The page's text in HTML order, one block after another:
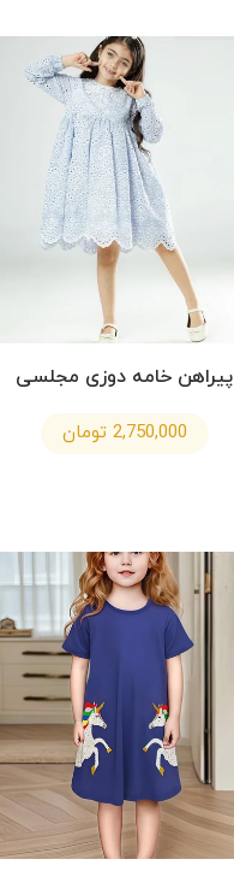
پیراهن خامه دوزی مجلسی
2,750,000 تومان